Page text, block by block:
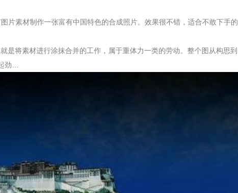
片素材制作一张富有中国特色的合成照片。效果很不错，适合不敢下手的
是将素材进行涂抹合并的工作，属于重体力一类的劳动。整个图从构思到
劲…